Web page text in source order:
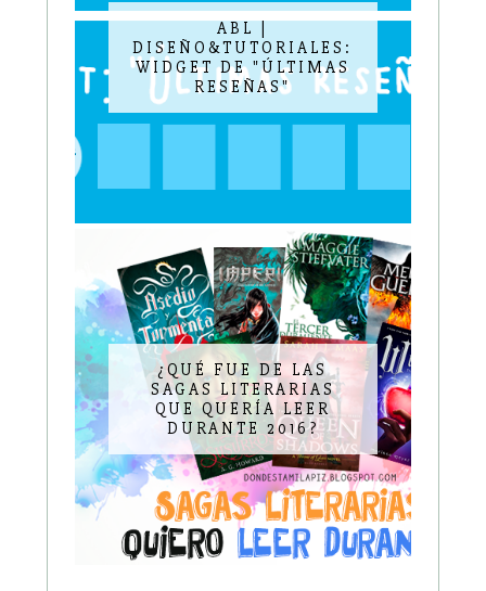
ABL |
DISEÑO&TUTORIALES:
WIDGET DE "ÚLTIMAS
RESEÑAS"
¿QUÉ FUE DE LAS
SAGAS LITERARIAS
QUE QUERÍA LEER
DURANTE 2016?